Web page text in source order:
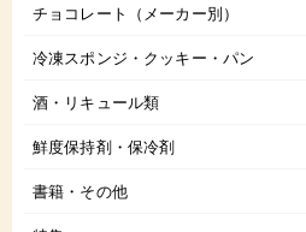
チョコレート（メーカー別）
冷凍スポンジ・クッキー・パン
酒・リキュール類
鮮度保持剤・保冷剤
書籍・その他